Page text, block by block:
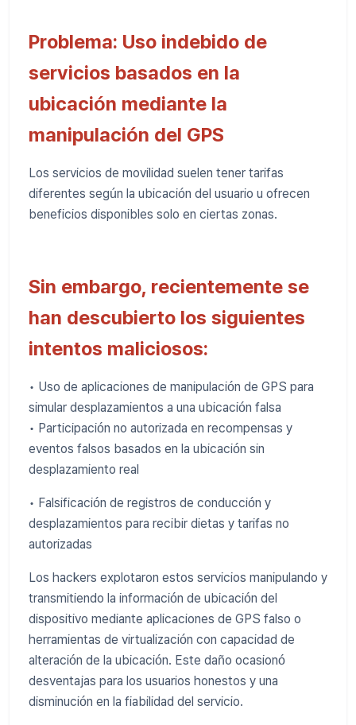
Problema: Uso indebido de
servicios basados ​​en la
ubicación mediante la
manipulación del GPS
Los servicios de movilidad suelen tener tarifas
diferentes según la ubicación del usuario u ofrecen
beneficios disponibles solo en ciertas zonas.
Sin embargo, recientemente se
han descubierto los siguientes
intentos maliciosos:
• Uso de aplicaciones de manipulación de GPS para
simular desplazamientos a una ubicación falsa
• Participación no autorizada en recompensas y
eventos falsos basados ​​en la ubicación sin
desplazamiento real
• Falsificación de registros de conducción y
desplazamientos para recibir dietas y tarifas no
autorizadas
Los hackers explotaron estos servicios manipulando y
transmitiendo la información de ubicación del
dispositivo mediante aplicaciones de GPS falso o
herramientas de virtualización con capacidad de
alteración de la ubicación. Este daño ocasionó
desventajas para los usuarios honestos y una
disminución en la fiabilidad del servicio.